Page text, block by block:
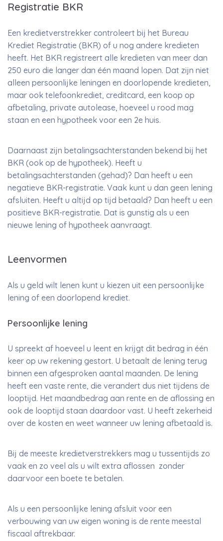
Registratie BKR
Een kredietverstrekker controleert bij het Bureau
Krediet Registratie (BKR) of u nog andere kredieten
heeft. Het BKR registreert alle kredieten van meer dan
250 euro die langer dan één maand lopen. Dat zijn niet
alleen persoonlijke leningen en doorlopende kredieten,
maar ook telefoonkrediet, creditcard, een koop op
afbetaling, private autolease, hoeveel u rood mag
staan en een hypotheek voor een 2e huis.
Daarnaast zijn betalingsachterstanden bekend bij het
BKR (ook op de hypotheek). Heeft u
betalingsachterstanden (gehad)? Dan heeft u een
negatieve BKR-registratie. Vaak kunt u dan geen lening
afsluiten. Heeft u altijd op tijd betaald? Dan heeft u een
positieve BKR-registratie. Dat is gunstig als u een
nieuwe lening of hypotheek aanvraagt.
Leenvormen
Als u geld wilt lenen kunt u kiezen uit een persoonlijke
lening of een doorlopend krediet.
Persoonlijke lening
U spreekt af hoeveel u leent en krijgt dit bedrag in één
keer op uw rekening gestort. U betaalt de lening terug
binnen een afgesproken aantal maanden. De lening
heeft een vaste rente, die verandert dus niet tijdens de
looptijd. Het maandbedrag aan rente en de aflossing en
ook de looptijd staan daardoor vast. U heeft zekerheid
over de kosten en weet wanneer uw lening afbetaald is.
Bij de meeste kredietverstrekkers mag u tussentijds zo
vaak en zo veel als u wilt extra aflossen zonder
daarvoor een boete te betalen.
Als u een persoonlijke lening afsluit voor een
verbouwing van uw eigen woning is de rente meestal
fiscaal aftrekbaar.